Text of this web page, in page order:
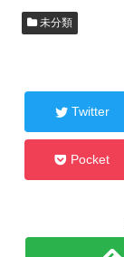
未分類
Twitter
Pocket